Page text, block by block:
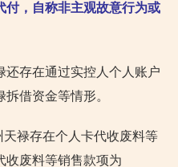
付，自称非主观故意行为或
还存在通过实控人个人账户
借资金等情形。
禄存在个人卡代收废料等
收废料等销售款项为